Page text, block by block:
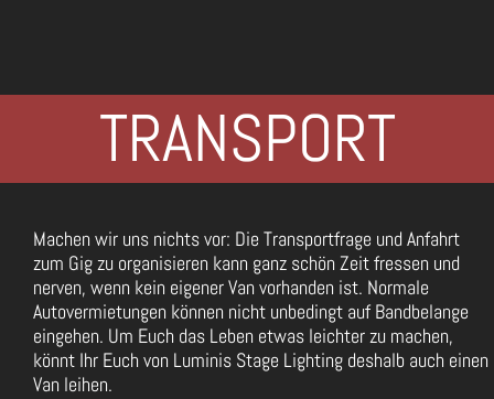
TRANSPORT
Machen wir uns nichts vor: Die Transportfrage und Anfahrt
zum Gig zu organisieren kann ganz schön Zeit fressen und
nerven, wenn kein eigener Van vorhanden ist. Normale
Autovermietungen können nicht unbedingt auf Bandbelange
eingehen. Um Euch das Leben etwas leichter zu machen,
könnt Ihr Euch von Luminis Stage Lighting deshalb auch einen
Van leihen.